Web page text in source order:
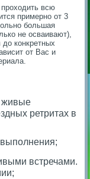
всю
примерно от 3
большая
не осваивают),
конкретных
от Вас и
живые
ретритах в
встречами.